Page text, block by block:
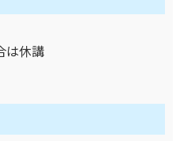
は休講